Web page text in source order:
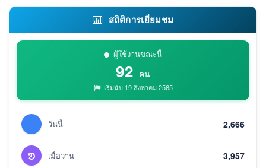
สถิติการเยี่ยมชม
ผู้ใช้งานขณะนี้
92 คน
เริ่มนับ 19 สิงหาคม 2565
วันนี้ 2,666
เมื่อวาน 3,957